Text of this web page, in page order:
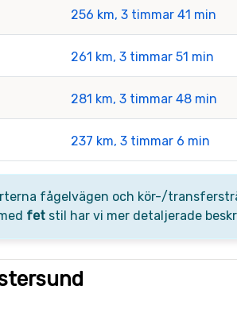
256 km, 3 timmar 41 min
261 km, 3 timmar 51 min
281 km, 3 timmar 48 min
237 km, 3 timmar 6 min
fågelvägen och kör-/
fet stil har vi mer detaljerade